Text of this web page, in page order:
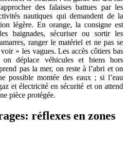
des falaises battues par les
nautiques qui demandent de la
légère. En orange, la consigne est
baignades, sécuriser ou sortir les
ranger le matériel et ne pas se
» les vagues. Les accès côtiers bas
on déplace véhicules et biens hors
pas la mer, on reste à l’abri et on
possible montée des eaux ; si l’eau
et électricité en sécurité et on attend
pièce protégée.
réflexes en zones